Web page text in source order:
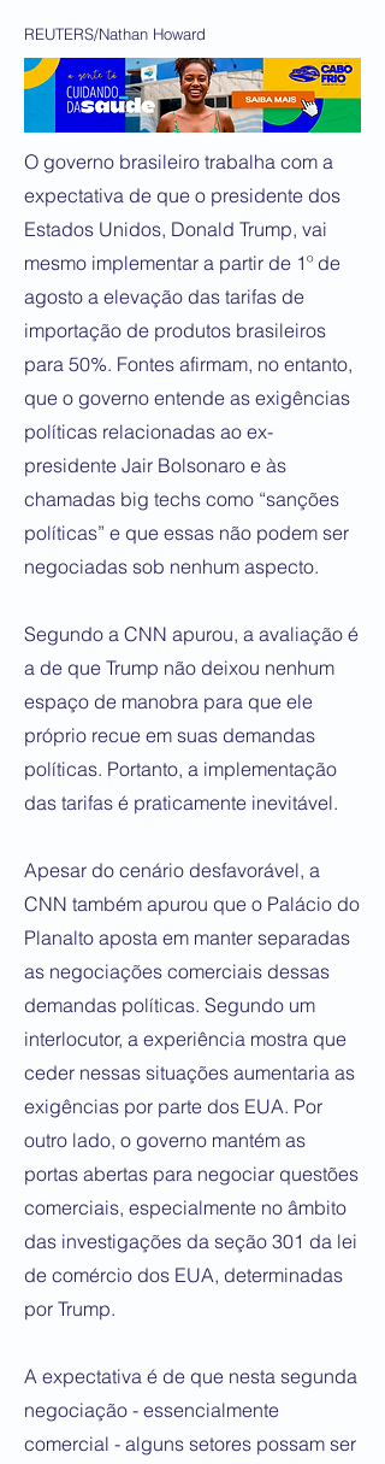
REUTERS/Nathan Howard
O governo brasileiro trabalha com a
expectativa de que o presidente dos
Estados Unidos, Donald Trump, vai
mesmo implementar a partir de 1º de
agosto a elevação das tarifas de
importação de produtos brasileiros
para 50%. Fontes afirmam, no entanto,
que o governo entende as exigências
políticas relacionadas ao ex-
presidente Jair Bolsonaro e às
chamadas big techs como “sanções
políticas” e que essas não podem ser
negociadas sob nenhum aspecto.
Segundo a CNN apurou, a avaliação é
a de que Trump não deixou nenhum
espaço de manobra para que ele
próprio recue em suas demandas
políticas. Portanto, a implementação
das tarifas é praticamente inevitável.
Apesar do cenário desfavorável, a
CNN também apurou que o Palácio do
Planalto aposta em manter separadas
as negociações comerciais dessas
demandas políticas. Segundo um
interlocutor, a experiência mostra que
ceder nessas situações aumentaria as
exigências por parte dos EUA. Por
outro lado, o governo mantém as
portas abertas para negociar questões
comerciais, especialmente no âmbito
das investigações da seção 301 da lei
de comércio dos EUA, determinadas
por Trump.
A expectativa é de que nesta segunda
negociação - essencialmente
comercial - alguns setores possam ser